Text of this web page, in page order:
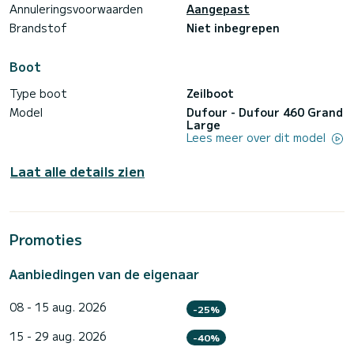
Annuleringsvoorwaarden
Aangepast
Brandstof
Niet inbegrepen
Boot
Type boot
Zeilboot
Model
Dufour - Dufour 460 Grand
Large
Lees meer over dit model
Laat alle details zien
Promoties
Aanbiedingen van de eigenaar
08 - 15 aug. 2026 -25%
15 - 29 aug. 2026 -40%